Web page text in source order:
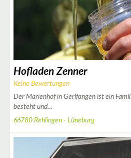
Hofladen Zenner
Keine Bewertungen
Der Marienhof in Gerlfangen ist ein
besteht und…
66780 Rehlingen - Lüneburg